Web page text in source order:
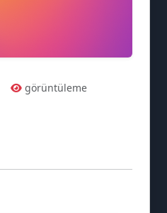
görüntüleme